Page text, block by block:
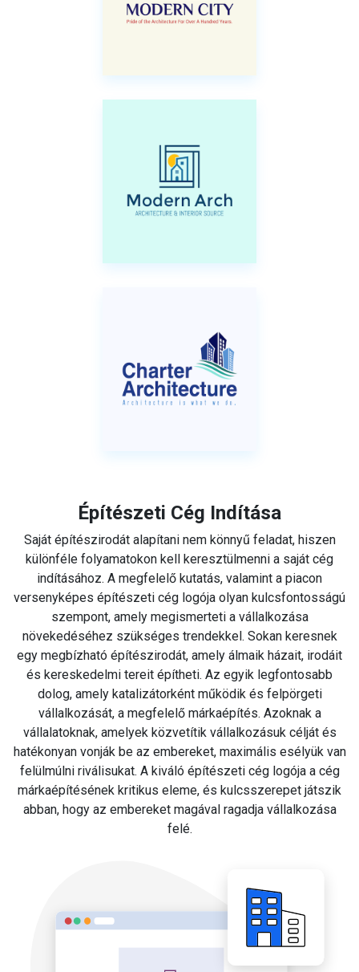
Építészeti Cég Indítása
Saját építészirodát alapítani nem könnyű feladat, hiszen
különféle folyamatokon kell keresztülmenni a saját cég
indításához. A megfelelő kutatás, valamint a piacon
versenyképes építészeti cég logója olyan kulcsfontosságú
szempont, amely megismerteti a vállalkozása
növekedéséhez szükséges trendekkel. Sokan keresnek
egy megbízható építészirodát, amely álmaik házait, irodáit
és kereskedelmi tereit építheti. Az egyik legfontosabb
dolog, amely katalizátorként működik és felpörgeti
vállalkozását, a megfelelő márkaépítés. Azoknak a
vállalatoknak, amelyek közvetítik vállalkozásuk célját és
hatékonyan vonják be az embereket, maximális esélyük van
felülmúlni riválisukat. A kiváló építészeti cég logója a cég
márkaépítésének kritikus eleme, és kulcsszerepet játszik
abban, hogy az embereket magával ragadja vállalkozása
felé.